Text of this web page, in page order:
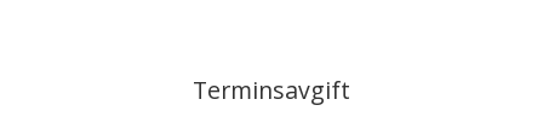
Terminsavgift